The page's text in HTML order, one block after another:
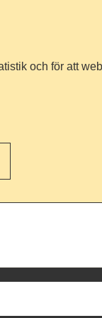
och för att